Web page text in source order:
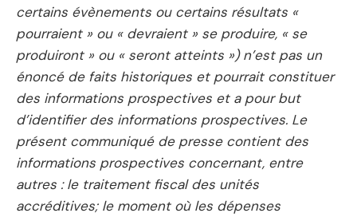
certains évènements ou certains résultats «
pourraient » ou « devraient » se produire, « se
produiront » ou « seront atteints ») n’est pas un
énoncé de faits historiques et pourrait constituer
des informations prospectives et a pour but
d’identifier des informations prospectives. Le
présent communiqué de presse contient des
informations prospectives concernant, entre
autres : le traitement fiscal des unités
accréditives; le moment où les dépenses